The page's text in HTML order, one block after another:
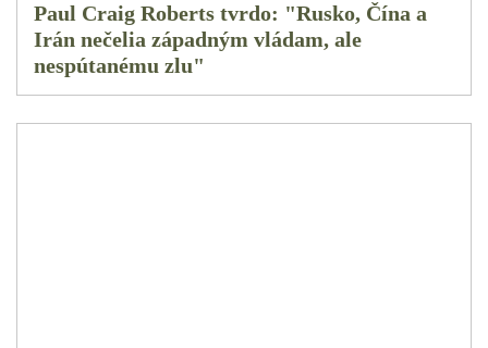
Paul Craig Roberts tvrdo: "Rusko, Čína a
Irán nečelia západným vládam, ale
nespútanému zlu"